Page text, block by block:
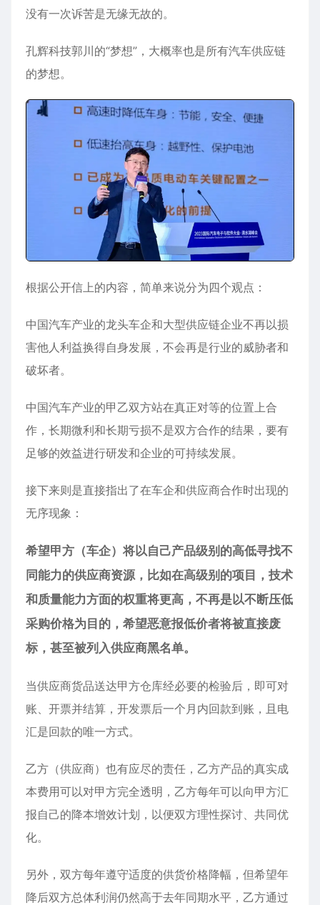
没有一次诉苦是无缘无故的。
孔辉科技郭川的“梦想”，大概率也是所有汽车供应链
的梦想。
根据公开信上的内容，简单来说分为四个观点：
中国汽车产业的龙头车企和大型供应链企业不再以损
害他人利益换得自身发展，不会再是行业的威胁者和
破坏者。
中国汽车产业的甲乙双方站在真正对等的位置上合
作，长期微利和长期亏损不是双方合作的结果，要有
足够的效益进行研发和企业的可持续发展。
接下来则是直接指出了在车企和供应商合作时出现的
无序现象：
希望甲方（车企）将以自己产品级别的高低寻找不
同能力的供应商资源，比如在高级别的项目，技术
和质量能力方面的权重将更高，不再是以不断压低
采购价格为目的，希望恶意报低价者将被直接废
标，甚至被列入供应商黑名单。
当供应商货品送达甲方仓库经必要的检验后，即可对
账、开票并结算，开发票后一个月内回款到账，且电
汇是回款的唯一方式。
乙方（供应商）也有应尽的责任，乙方产品的真实成
本费用可以对甲方完全透明，乙方每年可以向甲方汇
报自己的降本增效计划，以便双方理性探讨、共同优
化。
另外，双方每年遵守适度的供货价格降幅，但希望年
降后双方总体利润仍然高于去年同期水平，乙方通过